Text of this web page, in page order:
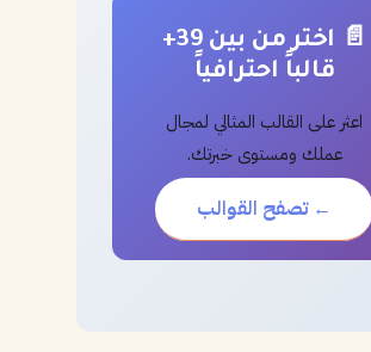
📄 اختر من بين 39+
قالباً احترافياً
اعثر على القالب المثالي لمجال
عملك ومستوى خبرتك.
← تصفح القوالب